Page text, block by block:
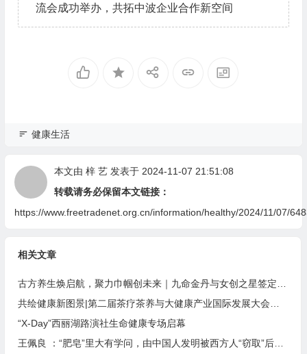
流会成功举办，共拓中波企业合作新空间
健康生活
本文由 梓 艺发表于 2024-11-07 21:51:08
转载请务必保留本文链接：
https://www.freetradenet.org.cn/information/healthy/2024/11/07/
相关文章
古方养生焕启航，聚力巾帼创未来｜九命金丹与女创之星签定合作
共绘健康新图景|第二届茶疗茶养与大健康产业国际发展大会盛大启幕
“X-Day”西丽湖路演社生命健康专场启幕
王佩良 ：“肥皂”里大有学问，由中国人发明被西方人“窃取”后发扬光大